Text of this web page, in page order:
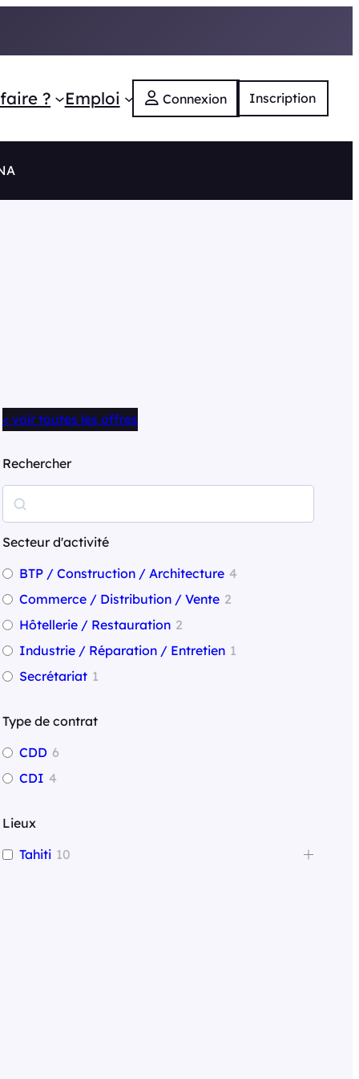
? Emploi Connexion Inscription
< voir toutes les offres
Rechercher
e
c
h
c
h
e
Secteur d'activité
BTP / Construction / Architecture 4
Commerce / Distribution / Vente 2
Hôtellerie / Restauration 2
Industrie / Réparation / Entretien 1
Secrétariat 1
Type de contrat
CDD 6
CDI 4
Lieux
Tahiti 10